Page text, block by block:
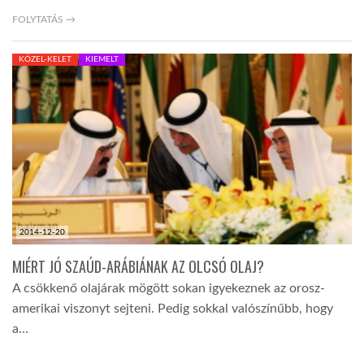
FOLYTATÁS →
2014-12-20
KÖZEL-KELET KIEMELT
MIÉRT JÓ SZAÚD-ARÁBIÁNAK AZ OLCSÓ OLAJ?
A csökkenő olajárak mögött sokan igyekeznek az orosz-
amerikai viszonyt sejteni. Pedig sokkal valószínűbb, hogy
a…